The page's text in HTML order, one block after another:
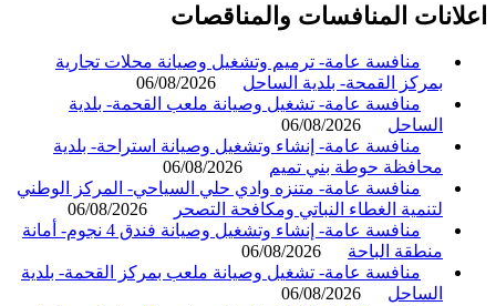
المنافسات والمناقصات
منافسة عامة- ترميم وتشغيل وصيانة محلات تجارية
بمركز القمحة- بلدية الساحل
06/08/2026
منافسة عامة- تشغيل وصيانة ملعب القحمة- بلدية
الساحل
06/08/2026
منافسة عامة- إنشاء وتشغيل وصيانة استراحة- بلدية
محافظة حوطة بني تميم
06/08/2026
منافسة عامة- متنزه وادي حلي السياحي- المركز الوطني
لتنمية الغطاء النباتي ومكافحة التصحر
06/08/2026
منافسة عامة- إنشاء وتشغيل وصيانة فندق 4 نجوم- أمانة
منطقة الباحة
06/08/2026
منافسة عامة- تشغيل وصيانة ملعب بمركز القحمة- بلدية
الساحل
06/08/2026